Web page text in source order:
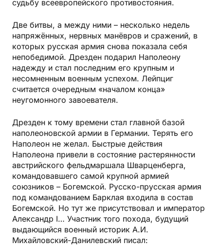
судьбу всеевропейского противостояния.
Две битвы, а между ними – несколько недель
напряжённых, нервных манёвров и сражений, в
которых русская армия снова показала себя
непобедимой. Дрезден подарил Наполеону
надежду и стал последним его крупным и
несомненным военным успехом. Лейпциг
считается очередным «началом конца»
неугомонного завоевателя.
Дрезден к тому времени стал главной базой
наполеоновской армии в Германии. Терять его
Наполеон не желал. Быстрые действия
Наполеона привели в состояние растерянности
австрийского фельдмаршала Шварценберга,
командовавшего самой крупной армией
союзников – Богемской. Русско-прусская армия
под командованием Барклая входила в состав
Богемской. Но тут же присутствовал и император
Александр I… Участник того похода, будущий
выдающийся военный историк А.И.
Михайловский-Данилевский писал: